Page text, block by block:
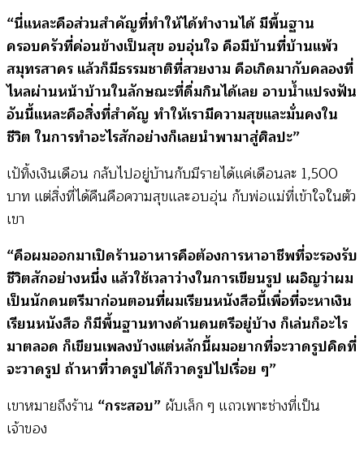
“นี่แหละคือส่วนสำคัญที่ทำให้ได้ทำงานได้ มีพื้นฐาน
ครอบครัวที่ค่อนข้างเป็นสุข อบอุ่นใจ คือมีบ้านที่บ้านแพ้ว
สมุทรสาคร แล้วก็มีธรรมชาติที่สวยงาม คือเกิดมากับคลองที่
ไหลผ่านหน้าบ้านในลักษณะที่ดื่มกินได้เลย อาบน้ำแปรงฟัน
อันนี้แหละคือสิ่งที่สำคัญ ทำให้เรามีความสุขและมั่นคงใน
ชีวิต ในการทำอะไรสักอย่างก็เลยนำพามาสู่ศิลปะ”
เป้ทิ้งเงินเดือน กลับไปอยู่บ้านกับมีรายได้แค่เดือนละ 1,500
บาท แต่สิ่งที่ได้คืนคือความสุขและอบอุ่น กับพ่อแม่ที่เข้าใจในตัว
เขา
“คือผมออกมาเปิดร้านอาหารคือต้องการหาอาชีพที่จะรองรับ
ชีวิตสักอย่างหนึ่ง แล้วใช้เวลาว่างในการเขียนรูป เผอิญว่าผม
เป็นนักดนตรีมาก่อนตอนที่ผมเรียนหนังสือนี้เพื่อที่จะหาเงิน
เรียนหนังสือ ก็มีพื้นฐานทางด้านดนตรีอยู่บ้าง ก็เล่นก็อะไร
มาตลอด ก็เขียนเพลงบ้างแต่หลักนี้ผมอยากที่จะวาดรูปคิดที่
จะวาดรูป ถ้าหาที่วาดรูปได้ก็วาดรูปไปเรื่อย ๆ”
เขาหมายถึงร้าน “กระสอบ” ผับเล็ก ๆ แถวเพาะช่างที่เป็น
เจ้าของ